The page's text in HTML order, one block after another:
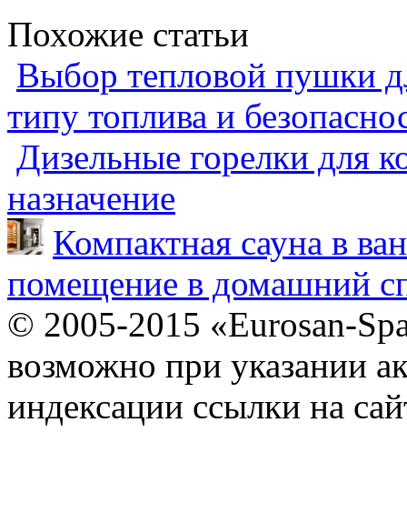
Похожие статьи
Выбор тепловой пушки
типу топлива и
Дизельные горелки для
назначение
Компактная сауна в
помещение в домашний
© 2005-2015 «Eurosan-
возможно при указании
индексации ссылки на